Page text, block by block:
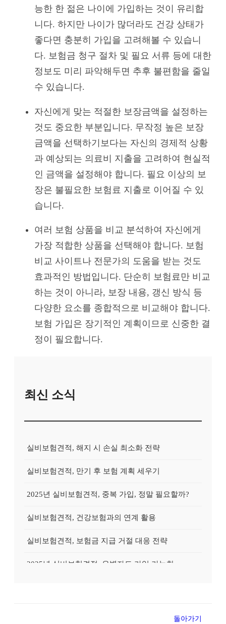
능한 한 젊은 나이에 가입하는 것이 유리합
니다. 하지만 나이가 많더라도 건강 상태가
좋다면 충분히 가입을 고려해볼 수 있습니
다. 보험금 청구 절차 및 필요 서류 등에 대한
정보도 미리 파악해두면 추후 불편함을 줄일
수 있습니다.
자신에게 맞는 적절한 보장금액을 설정하는
것도 중요한 부분입니다. 무작정 높은 보장
금액을 선택하기보다는 자신의 경제적 상황
과 예상되는 의료비 지출을 고려하여 현실적
인 금액을 설정해야 합니다. 필요 이상의 보
장은 불필요한 보험료 지출로 이어질 수 있
습니다.
여러 보험 상품을 비교 분석하여 자신에게
가장 적합한 상품을 선택해야 합니다. 보험
비교 사이트나 전문가의 도움을 받는 것도
효과적인 방법입니다. 단순히 보험료만 비교
하는 것이 아니라, 보장 내용, 갱신 방식 등
다양한 요소를 종합적으로 비교해야 합니다.
보험 가입은 장기적인 계획이므로 신중한 결
정이 필요합니다.
최신 소식
실비보험견적, 해지 시 손실 최소화 전략
실비보험견적, 만기 후 보험 계획 세우기
2025년 실비보험견적, 중복 가입, 정말 필요할까?
실비보험견적, 건강보험과의 연계 활용
실비보험견적, 보험금 지급 거절 대응 전략
돌아가기